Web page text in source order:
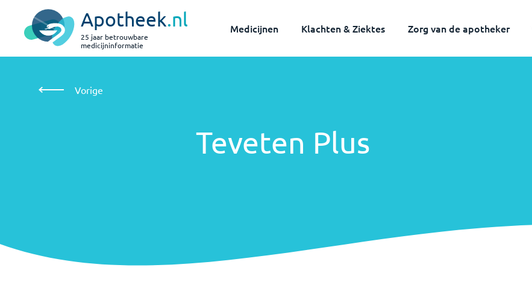
Apotheek.nl
25 jaar betrouwbare
medicijninformatie
Medicijnen Klachten & Ziektes Zorg van de apotheker
Vorige
Teveten Plus